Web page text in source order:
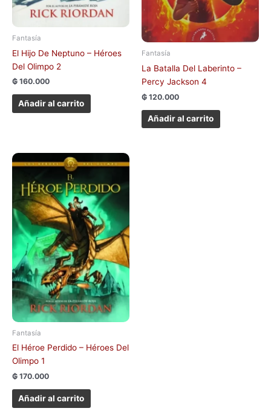
Fantasía
El Hijo De Neptuno – Héroes
Del Olimpo 2
₲ 160.000
Añadir al carrito
Fantasía
La Batalla Del Laberinto –
Percy Jackson 4
₲ 120.000
Añadir al carrito
Fantasía
El Héroe Perdido – Héroes Del
Olimpo 1
₲ 170.000
Añadir al carrito